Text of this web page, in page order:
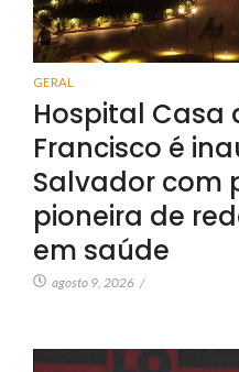
GERAL
Hospital Casa
Francisco é
Salvador com
pioneira de
em saúde
agosto 9, 2026 /